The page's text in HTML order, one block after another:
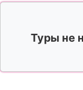
Туры не